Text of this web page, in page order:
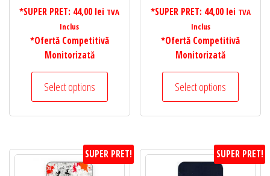
*SUPER PRET: 44,00 lei TVA
Inclus
*Ofertă Competitivă
Monitorizată
Select options
*SUPER PRET: 44,00 lei TVA
Inclus
*Ofertă Competitivă
Monitorizată
Select options
SUPER PRET! SUPER PRET!